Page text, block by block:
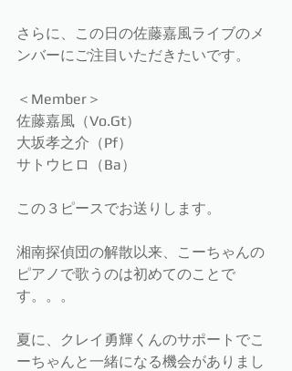
さらに、この日の佐藤嘉風ライブのメ
ンバーにご注目いただきたいです。
＜Member＞
佐藤嘉風（Vo.Gt）
大坂孝之介（Pf）
サトウヒロ（Ba）
この３ピースでお送りします。
湘南探偵団の解散以来、こーちゃんの
ピアノで歌うのは初めてのことで
す。。。
夏に、クレイ勇輝くんのサポートでこ
ーちゃんと一緒になる機会がありまし